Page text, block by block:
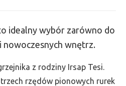
idealny wybór zarówno do
nowoczesnych wnętrz.
z rodziny Irsap Tesi.
rzędów pionowych rurek